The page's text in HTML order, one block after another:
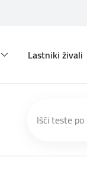
Lastniki živali